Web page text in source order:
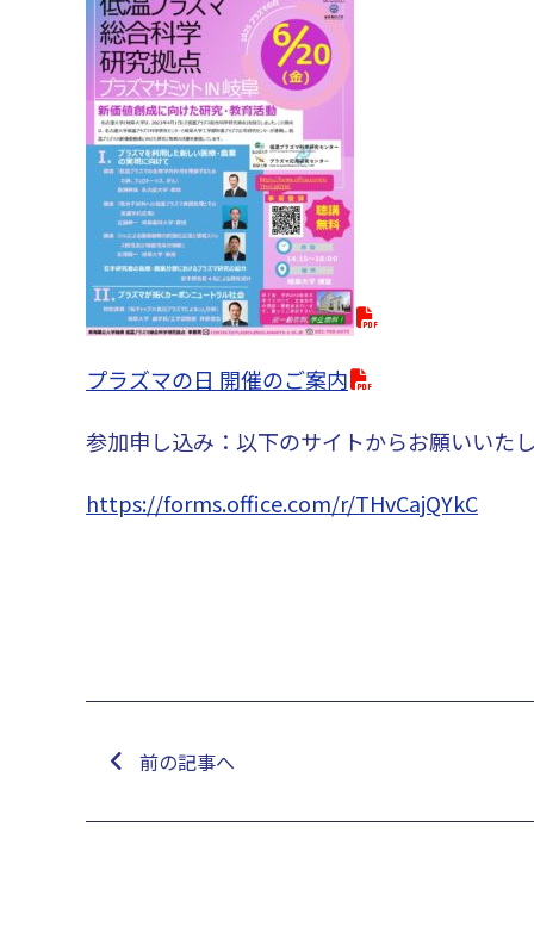
プラズマの日 開催のご案内
参加申し込み：以下のサイトからお願いいた
https://forms.office.com/r/THvCajQYkC
前の記事へ